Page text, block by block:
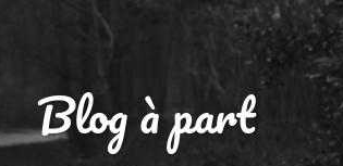
Blog à part